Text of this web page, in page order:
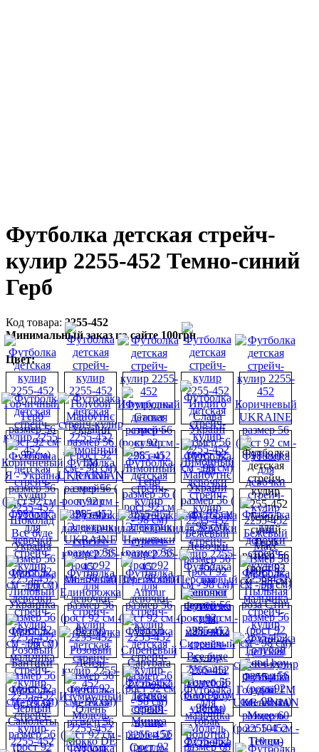
Футболка детская стрейч-
кулир 2255-452 Темно-синий
Герб
2255-452
Минимальный заказ на сайте 100грн
Цвет: